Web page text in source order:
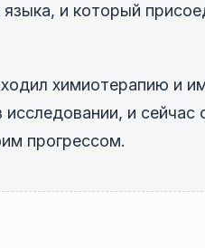
и который
химиотерапию и
и сейчас
прогрессом.